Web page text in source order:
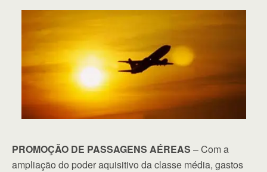
PROMOÇÃO DE PASSAGENS AÉREAS – Com a
ampliação do poder aquisitivo da classe média, gastos